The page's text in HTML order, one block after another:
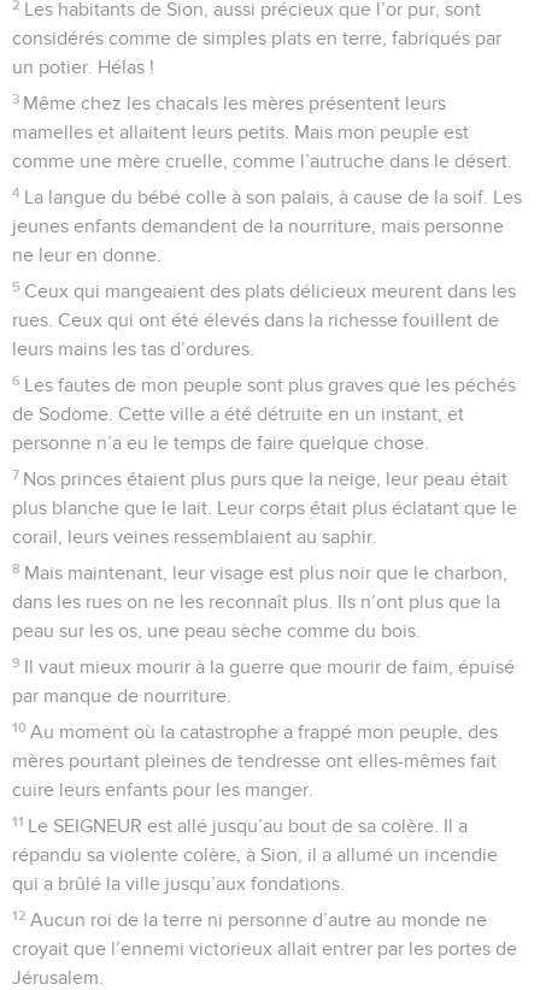
2 Les habitants de Sion, aussi précieux que l’or pur, sont
considérés comme de simples plats en terre, fabriqués par
un potier. Hélas !
3 Même chez les chacals les mères présentent leurs
mamelles et allaitent leurs petits. Mais mon peuple est
comme une mère cruelle, comme l’autruche dans le désert.
4 La langue du bébé colle à son palais, à cause de la soif. Les
jeunes enfants demandent de la nourriture, mais personne
ne leur en donne.
5 Ceux qui mangeaient des plats délicieux meurent dans les
rues. Ceux qui ont été élevés dans la richesse fouillent de
leurs mains les tas d’ordures.
6 Les fautes de mon peuple sont plus graves que les péchés
de Sodome. Cette ville a été détruite en un instant, et
personne n’a eu le temps de faire quelque chose.
7 Nos princes étaient plus purs que la neige, leur peau était
plus blanche que le lait. Leur corps était plus éclatant que le
corail, leurs veines ressemblaient au saphir.
8 Mais maintenant, leur visage est plus noir que le charbon,
dans les rues on ne les reconnaît plus. Ils n’ont plus que la
peau sur les os, une peau sèche comme du bois.
9 Il vaut mieux mourir à la guerre que mourir de faim, épuisé
par manque de nourriture.
10 Au moment où la catastrophe a frappé mon peuple, des
mères pourtant pleines de tendresse ont elles-mêmes fait
cuire leurs enfants pour les manger.
11 Le SEIGNEUR est allé jusqu’au bout de sa colère. Il a
répandu sa violente colère, à Sion, il a allumé un incendie
qui a brûlé la ville jusqu’aux fondations.
12 Aucun roi de la terre ni personne d’autre au monde ne
croyait que l’ennemi victorieux allait entrer par les portes de
Jérusalem.